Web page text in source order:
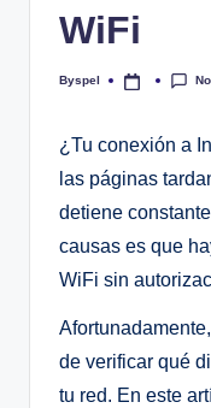
WiFi
Publicado
Byspel
¿Tu conexión a
las páginas
detiene
causas es que
WiFi sin
de verificar qué
tu red. En este